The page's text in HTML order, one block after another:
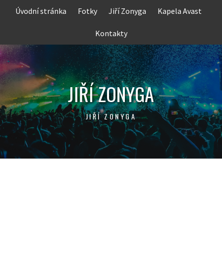
Úvodní stránka Fotky Jiří Zonyga Kapela Avast
Kontakty
JIŘÍ ZONYGA
JIŘÍ ZONYGA